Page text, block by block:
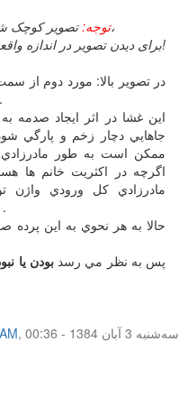
- توجه:تصویر کوچک شده است،
برای دیدن تصویر در اندازه واقعی روی آن کلیک کنید!
* در تصویر بالا: مورد دوم از
نام دارند.
اين غشا در اثر ايجاد
جاهايي دچار زخم و پارگي
ممکن است به طور مادرزادي
اگرچه در اکثريت خانم
مادرزادي کل ورودي
سوراخي در آن وجود نداشته باشد .
حالا به هر نحوي به اين پرده
پس به نظر مي رسدبودن يا
,
سه‌شنبه 3 آبان 1384 - 00:36